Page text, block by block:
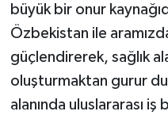
büyük bir onur
Özbekistan ile
güçlendirerek, sağlık
oluşturmaktan gurur
alanında uluslararası